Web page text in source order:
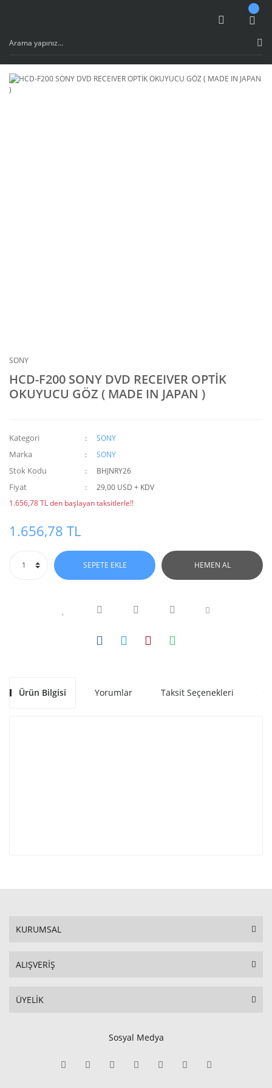
SONY
HCD-F200 SONY DVD RECEIVER OPTİK
OKUYUCU GÖZ ( MADE IN JAPAN )
Kategori SONY
Marka SONY
Stok Kodu BHJNRY26
Fiyat
29,00 USD + KDV
1.656,78 TL den başlayan taksitlerle!!
1.656,78 TL
SEPETE EKLE HEMEN AL
Ürün Bilgisi Yorumlar Taksit Seçenekleri
KURUMSAL
ALIŞVERİŞ
ÜYELİK
Sosyal Medya